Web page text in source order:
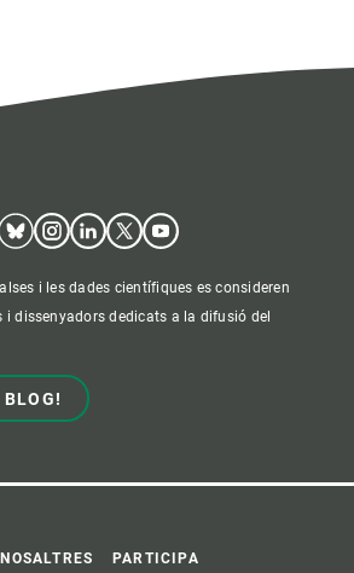
BlueskyInstagram
LinkedinTwitterYoutube
i les dades científiques es consideren
dissenyadors dedicats a la difusió del
PARTICIPA